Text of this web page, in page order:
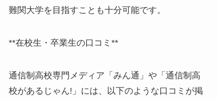
難関大学を目指すことも十分可能です。
**在校生・卒業生の口コミ**
通信制高校専門メディア「みん通」や「通信制高
校があるじゃん!」には、以下のような口コミが掲